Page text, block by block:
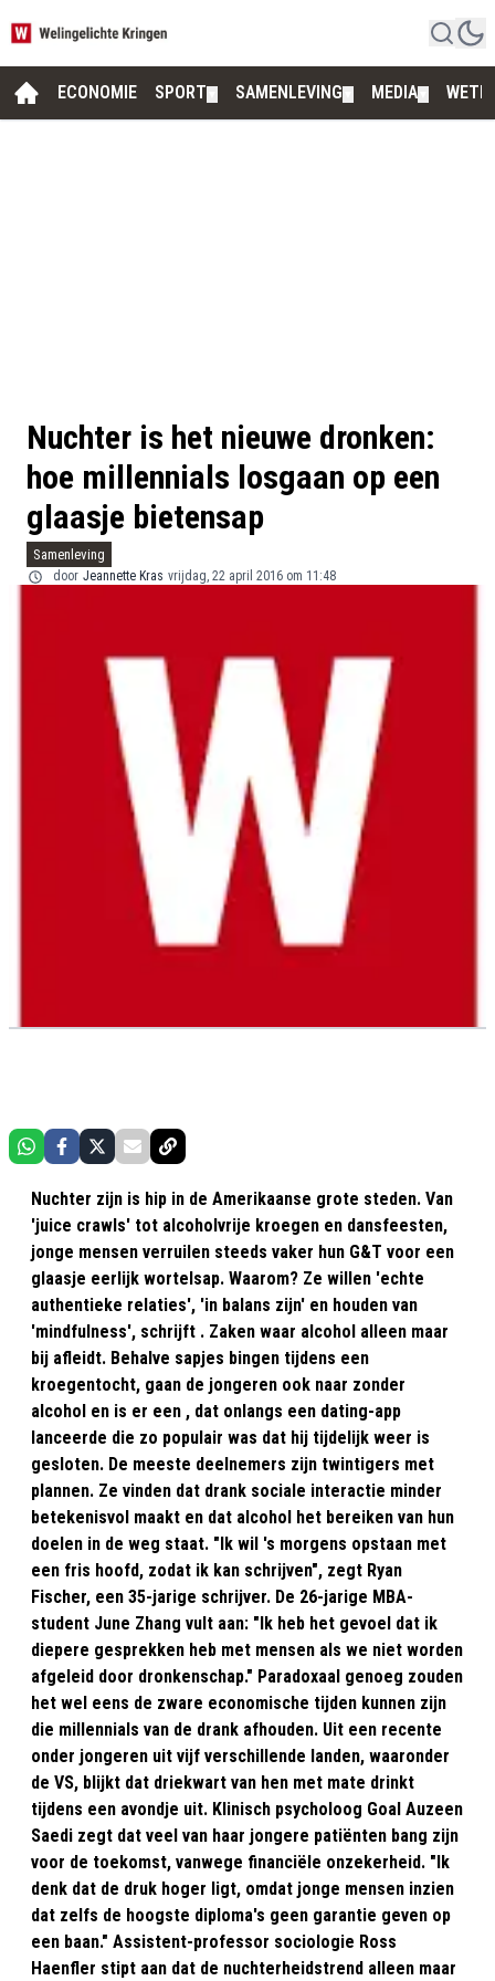
ECONOMIE SPORT SAMENLEVING MEDIA
Nuchter is het nieuwe dronken:
hoe millennials losgaan op een
glaasje bietensap
Samenleving
door Jeannette Kras vrijdag, 22 april 2016 om 11:48
Nuchter zijn is hip in de Amerikaanse grote steden. Van
'juice crawls' tot alcoholvrije kroegen en dansfeesten,
jonge mensen verruilen steeds vaker hun G&T voor een
glaasje eerlijk wortelsap. Waarom? Ze willen 'echte
authentieke relaties', 'in balans zijn' en houden van
'mindfulness', schrijft . Zaken waar alcohol alleen maar
bij afleidt. Behalve sapjes bingen tijdens een
kroegentocht, gaan de jongeren ook naar zonder
alcohol en is er een , dat onlangs een dating-app
lanceerde die zo populair was dat hij tijdelijk weer is
gesloten. De meeste deelnemers zijn twintigers met
plannen. Ze vinden dat drank sociale interactie minder
betekenisvol maakt en dat alcohol het bereiken van hun
doelen in de weg staat. "Ik wil 's morgens opstaan met
een fris hoofd, zodat ik kan schrijven", zegt Ryan
Fischer, een 35-jarige schrijver. De 26-jarige MBA-
student June Zhang vult aan: "Ik heb het gevoel dat ik
diepere gesprekken heb met mensen als we niet worden
afgeleid door dronkenschap." Paradoxaal genoeg zouden
het wel eens de zware economische tijden kunnen zijn
die millennials van de drank afhouden. Uit een recente
onder jongeren uit vijf verschillende landen, waaronder
de VS, blijkt dat driekwart van hen met mate drinkt
tijdens een avondje uit. Klinisch psycholoog Goal Auzeen
Saedi zegt dat veel van haar jongere patiënten bang zijn
voor de toekomst, vanwege financiële onzekerheid. "Ik
denk dat de druk hoger ligt, omdat jonge mensen inzien
dat zelfs de hoogste diploma's geen garantie geven op
een baan." Assistent-professor sociologie Ross
Haenfler stipt aan dat de nuchterheidstrend alleen maar